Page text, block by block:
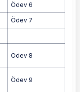
Ödev 6
Ödev 7
Ödev 8
Ödev 9